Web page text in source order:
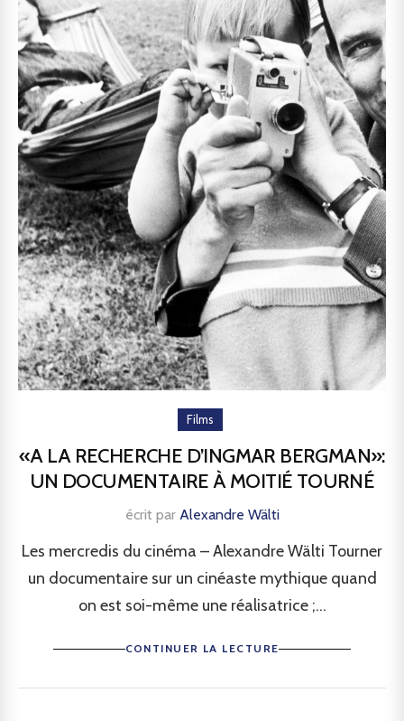
Films
«A LA RECHERCHE D’INGMAR BERGMAN»:
UN DOCUMENTAIRE À MOITIÉ TOURNÉ
écrit par Alexandre Wälti
Les mercredis du cinéma – Alexandre Wälti Tourner
un documentaire sur un cinéaste mythique quand
on est soi-même une réalisatrice ;...
CONTINUER LA LECTURE